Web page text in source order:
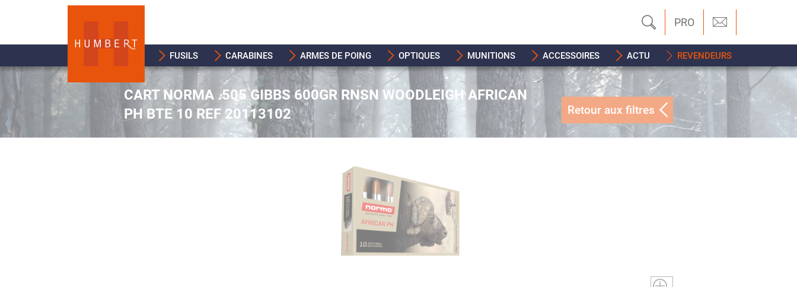
PRO
FUSILS CARABINES ARMES DE POING OPTIQUES MUNITIONS ACCESSOIRES ACTU REVENDEURS
CART NORMA .505 GIBBS 600GR RNSN WOODLEIGH AFRICAN
PH BTE 10 REF 20113102
Retour aux filtres